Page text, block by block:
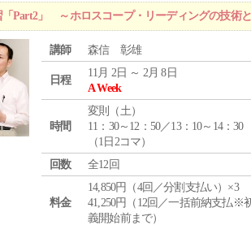
「Part2」 ～ホロスコープ・リーディングの技術
講師 森信 彰雄
日程
11月 2日 ～ 2月 8日
A Week
時間
変則（土）
11：30～12：50／13：10～14：30
（1日2コマ）
回数
全12回
料金
14,850円（4回／分割支払い）×3
41,250円（12回／一括前納支払※
義開始前まで）